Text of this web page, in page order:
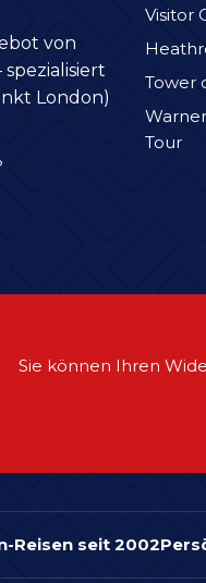
von
London)
Visitor
Tower
Tour
Sie können Ihren
Reisen seit 2002